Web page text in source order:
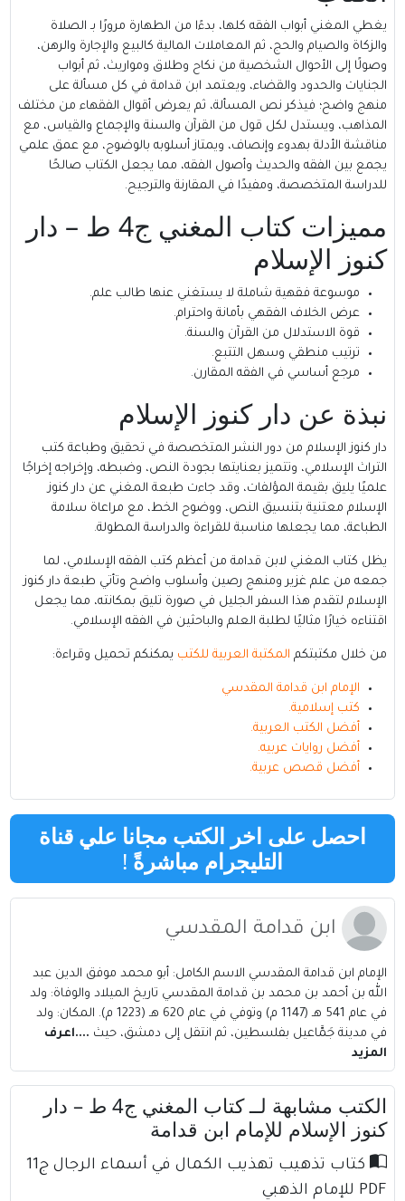
يغطي المغني أبواب الفقه كلها، بدءًا من الطهارة مرورًا بـ الصلاة
والزكاة والصيام والحج، ثم المعاملات المالية كالبيع والإجارة والرهن،
وصولًا إلى الأحوال الشخصية من نكاح وطلاق ومواريث، ثم أبواب
الجنايات والحدود والقضاء، ويعتمد ابن قدامة في كل مسألة على
منهج واضح؛ فيذكر نص المسألة، ثم يعرض أقوال الفقهاء من مختلف
المذاهب، ويستدل لكل قول من القرآن والسنة والإجماع والقياس، مع
مناقشة الأدلة بهدوء وإنصاف، ويمتاز أسلوبه بالوضوح، مع عمق علمي
يجمع بين الفقه والحديث وأصول الفقه، مما يجعل الكتاب صالحًا
للدراسة المتخصصة، ومفيدًا في المقارنة والترجيح.
مميزات كتاب المغني ج4 ط – دار
كنوز الإسلام
موسوعة فقهية شاملة لا يستغني عنها طالب علم.
عرض الخلاف الفقهي بأمانة واحترام.
قوة الاستدلال من القرآن والسنة.
ترتيب منطقي وسهل التتبع.
مرجع أساسي في الفقه المقارن.
نبذة عن دار كنوز الإسلام
دار كنوز الإسلام من دور النشر المتخصصة في تحقيق وطباعة كتب
التراث الإسلامي، وتتميز بعنايتها بجودة النص، وضبطه، وإخراجه إخراجًا
علميًا يليق بقيمة المؤلفات، وقد جاءت طبعة المغني عن دار كنوز
الإسلام معتنية بتنسيق النص، ووضوح الخط، مع مراعاة سلامة
الطباعة، مما يجعلها مناسبة للقراءة والدراسة المطولة.
يظل كتاب المغني لابن قدامة من أعظم كتب الفقه الإسلامي، لما
جمعه من علم غزير ومنهج رصين وأسلوب واضح وتأتي طبعة دار كنوز
الإسلام لتقدم هذا السفر الجليل في صورة تليق بمكانته، مما يجعل
اقتناءه خيارًا مثاليًا لطلبة العلم والباحثين في الفقه الإسلامي.
من خلال مكتبتكم المكتبة العربية للكتب يمكنكم تحميل وقراءة:
الإمام ابن قدامة المقدسي
كتب إسلامية.
أفضل الكتب العربية.
أفضل روايات عربيه.
أفضل قصص عربية.
احصل على اخر الكتب مجانا علي قناة
التليجرام مباشرةً !
ابن قدامة المقدسي
الإمام ابن قدامة المقدسي الاسم الكامل: أبو محمد موفق الدين عبد
الله بن أحمد بن محمد بن قدامة المقدسي تاريخ الميلاد والوفاة: ولد
في عام 541 هـ (1147 م) وتوفي في عام 620 هـ (1223 م). المكان: ولد
في مدينة جَمَّاعيل بفلسطين، ثم انتقل إلى دمشق، حيث ....اعرف
المزيد
الكتب مشابهة لــ كتاب المغني ج4 ط – دار
كنوز الإسلام للإمام ابن قدامة
كتاب تذهيب تهذيب الكمال في أسماء الرجال ج11
PDF للإمام الذهبي